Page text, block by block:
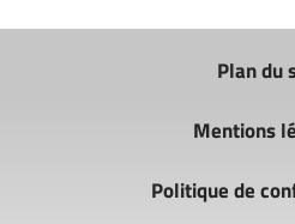
Plan du
Mentions
Politique de